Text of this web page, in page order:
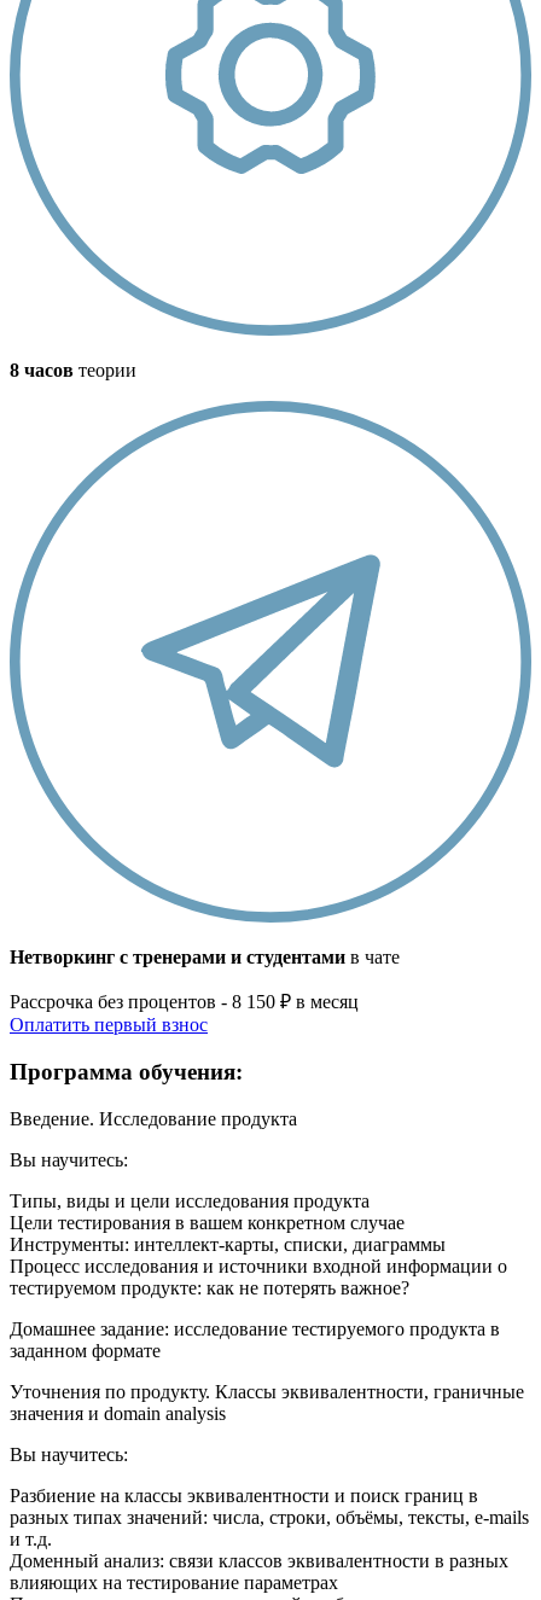
8 часов теории
Нетворкинг с тренерами и студентами в чате
Рассрочка без процентов - 8 150 ₽ в месяц
Оплатить первый взнос
Программа обучения:
Введение. Исследование продукта
Вы научитесь:
Типы, виды и цели исследования продукта
Цели тестирования в вашем конкретном случае
Инструменты: интеллект-карты, списки, диаграммы
Процесс исследования и источники входной информации о
тестируемом продукте: как не потерять важное?
Домашнее задание: исследование тестируемого продукта в
заданном формате
Уточнения по продукту. Классы эквивалентности, граничные
значения и domain analysis
Вы научитесь:
Разбиение на классы эквивалентности и поиск границ в
разных типах значений: числа, строки, объёмы, тексты, е-mails
и т.д.
Доменный анализ: связи классов эквивалентности в разных
влияющих на тестирование параметрах